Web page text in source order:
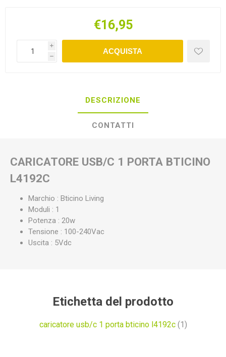
€16,95
i
h
ACQUISTA
DESCRIZIONE
CONTATTI
CARICATORE USB/C 1 PORTA BTICINO
L4192C
Marchio : Bticino Living
Moduli : 1
Potenza : 20w
Tensione : 100-240Vac
Uscita : 5Vdc
Etichetta del prodotto
caricatore usb/c 1 porta bticino l4192c (1)